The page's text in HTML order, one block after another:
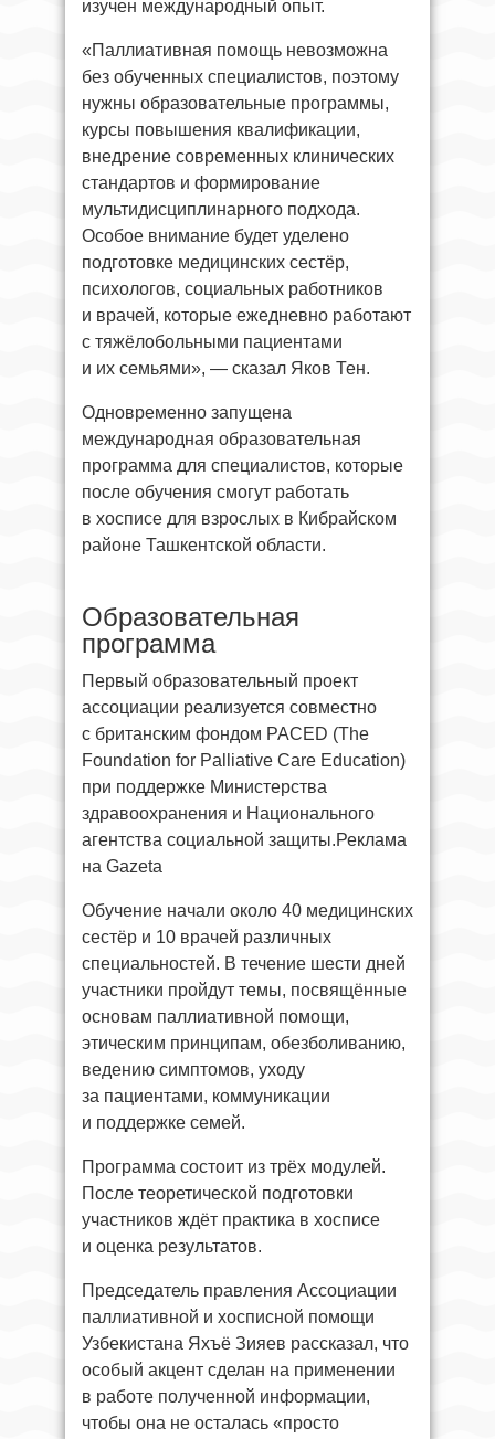
изучен международный опыт.
«Паллиативная помощь невозможна
без обученных специалистов, поэтому
нужны образовательные программы,
курсы повышения квалификации,
внедрение современных клинических
стандартов и формирование
мультидисциплинарного подхода.
Особое внимание будет уделено
подготовке медицинских сестёр,
психологов, социальных работников
и врачей, которые ежедневно работают
с тяжёлобольными пациентами
и их семьями», — сказал Яков Тен.
Одновременно запущена
международная образовательная
программа для специалистов, которые
после обучения смогут работать
в хосписе для взрослых в Кибрайском
районе Ташкентской области.
Образовательная
программа
Первый образовательный проект
ассоциации реализуется совместно
с британским фондом PACED (The
Foundation for Palliative Care Education)
при поддержке Министерства
здравоохранения и Национального
агентства социальной защиты.Реклама
на Gazeta
Обучение начали около 40 медицинских
сестёр и 10 врачей различных
специальностей. В течение шести дней
участники пройдут темы, посвящённые
основам паллиативной помощи,
этическим принципам, обезболиванию,
ведению симптомов, уходу
за пациентами, коммуникации
и поддержке семей.
Программа состоит из трёх модулей.
После теоретической подготовки
участников ждёт практика в хосписе
и оценка результатов.
Председатель правления Ассоциации
паллиативной и хосписной помощи
Узбекистана Яхъё Зияев рассказал, что
особый акцент сделан на применении
в работе полученной информации,
чтобы она не осталась «просто